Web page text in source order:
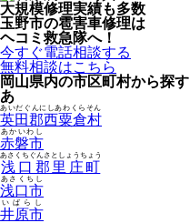
大規模修理実績も多数
玉野市の雹害車修理は
ヘコミ救急隊へ！
今すぐ電話相談する
無料相談はこちら
岡山県内の市区町村から探す
あ
英田郡西粟倉村
あいだぐんにしあわくらそん
赤磐市
あかいわし
浅口郡里庄町
あさくちぐんさとしょうちょう
浅口市
あさくちし
井原市
いばらし